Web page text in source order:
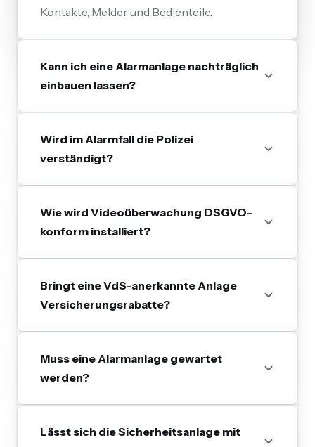
Kontakte, Melder und Bedienteile.
Kann ich eine Alarmanlage nachträglich
einbauen lassen?
Wird im Alarmfall die Polizei
verständigt?
Wie wird Videoüberwachung DSGVO-
konform installiert?
Bringt eine VdS-anerkannte Anlage
Versicherungsrabatte?
Muss eine Alarmanlage gewartet
werden?
Lässt sich die Sicherheitsanlage mit